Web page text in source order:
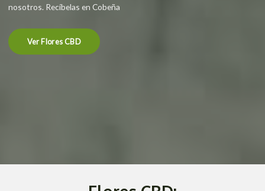
nosotros. Recíbelas en Cobeña
Ver Flores CBD